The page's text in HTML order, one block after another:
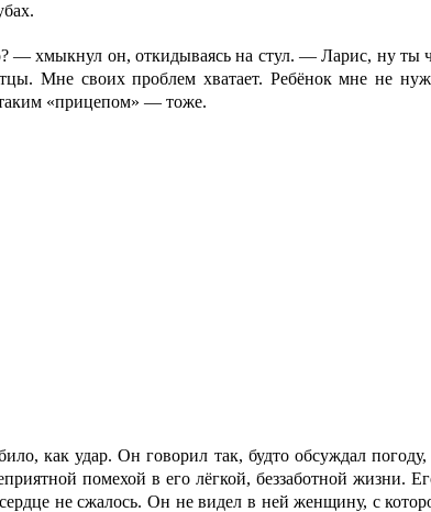
— хмыкнул он, откидываясь на стул. — Ларис, ну ты
Мне своих проблем хватает. Ребёнок мне не
«прицепом» — тоже.
как удар. Он говорил так, будто обсуждал погоду,
помехой в его лёгкой, беззаботной жизни.
не сжалось. Он не видел в ней женщину, с